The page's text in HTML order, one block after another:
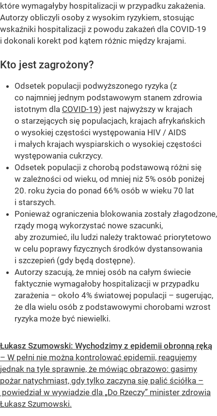
które wymagałyby hospitalizacji w przypadku zakażenia.
Autorzy obliczyli osoby z wysokim ryzykiem, stosując
wskaźniki hospitalizacji z powodu zakażeń dla COVID-19
i dokonali korekt pod kątem różnic między krajami.
Kto jest zagrożony?
Odsetek populacji podwyższonego ryzyka (z
co najmniej jednym podstawowym stanem zdrowia
istotnym dla COVID-19) jest najwyższy w krajach
o starzejących się populacjach, krajach afrykańskich
o wysokiej częstości występowania HIV / AIDS
i małych krajach wyspiarskich o wysokiej częstości
występowania cukrzycy.
Odsetek populacji z chorobą podstawową różni się
w zależności od wieku, od mniej niż 5% osób poniżej
20. roku życia do ponad 66% osób w wieku 70 lat
i starszych.
Ponieważ ograniczenia blokowania zostały złagodzone,
rządy mogą wykorzystać nowe szacunki,
aby zrozumieć, ilu ludzi należy traktować priorytetowo
w celu poprawy fizycznych środków dystansowania
i szczepień (gdy będą dostępne).
Autorzy szacują, że mniej osób na całym świecie
faktycznie wymagałoby hospitalizacji w przypadku
zarażenia – około 4% światowej populacji – sugerując,
że dla wielu osób z podstawowymi chorobami wzrost
ryzyka może być niewielki.
Łukasz Szumowski: Wychodzimy z epidemii obronną ręką
– W pełni nie można kontrolować epidemii, reagujemy
jednak na tyle sprawnie, że mówiąc obrazowo: gasimy
pożar natychmiast, gdy tylko zaczyna się palić ściółka –
powiedział w wywiadzie dla „Do Rzeczy” minister zdrowia
Łukasz Szumowski.